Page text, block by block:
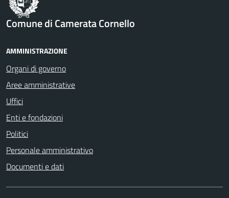
Comune di Camerata Cornello
AMMINISTRAZIONE
Organi di governo
Aree amministrative
Uffici
Enti e fondazioni
Politici
Personale amministrativo
Documenti e dati